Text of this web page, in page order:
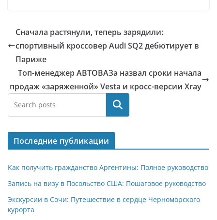
Сначала растянули, теперь зарядили:
спортивный кроссовер Audi SQ2 дебютирует в
Париже
Топ-менеджер АВТОВАЗа назвал сроки начала
продаж «заряженной» Vesta и кросс-версии Xray
Поиск
Последние публикации
Как получить гражданство Аргентины: Полное руководство
Запись на визу в Посольство США: Пошаговое руководство
Экскурсии в Сочи: Путешествие в сердце Черноморского
курорта